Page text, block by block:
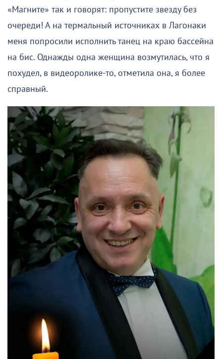
«Магните» так и говорят: пропустите звезду без
очереди! А на термальный источниках в Лагонаки
меня попросили исполнить танец на краю бассейна
на бис. Однажды одна женщина возмутилась, что я
похудел, в видеоролике-то, отметила она, я более
справный.